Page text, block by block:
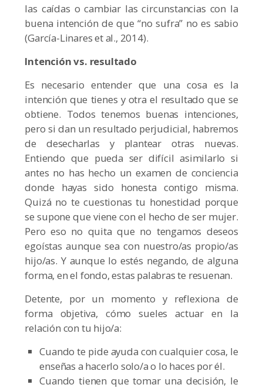
las caídas o cambiar las circunstancias con la
buena intención de que “no sufra” no es sabio
(García-Linares et al., 2014).
Intención vs. resultado
Es necesario entender que una cosa es la
intención que tienes y otra el resultado que se
obtiene. Todos tenemos buenas intenciones,
pero si dan un resultado perjudicial, habremos
de desecharlas y plantear otras nuevas.
Entiendo que pueda ser difícil asimilarlo si
antes no has hecho un examen de conciencia
donde hayas sido honesta contigo misma.
Quizá no te cuestionas tu honestidad porque
se supone que viene con el hecho de ser mujer.
Pero eso no quita que no tengamos deseos
egoístas aunque sea con nuestro/as propio/as
hijo/as. Y aunque lo estés negando, de alguna
forma, en el fondo, estas palabras te resuenan.
Detente, por un momento y reflexiona de
forma objetiva, cómo sueles actuar en la
relación con tu hijo/a:
Cuando te pide ayuda con cualquier cosa, le
enseñas a hacerlo solo/a o lo haces por él.
Cuando tienen que tomar una decisión, le